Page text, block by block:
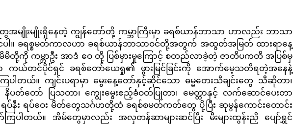
ျိုးမျိုးရှိနေတဲ့ ကျွန်တော်တို့ ကမ္ဘာကြီးမှာ ခရစ်ယာန်ဘာသာ ဟာလည်း ဘာသာ
ဝင်ပါ။ ခရစ္စမတ်ကာလဟာ ခရစ်ယာန်ဘာသာဝင်တို့အတွက် အထွတ်အမြတ် ထားရာနေ့
မိတို့ကို ကမ္ဘာဦး အာဒံ ဧဝ တို့ ပြစ်မှားမှုကြောင့် စတည်လာခဲ့တဲ့ ဇာတိပကတိ အပြစ်မှ
ကယ်တင်ပိုင်ရှင် ခရစ်တော်ယေရှု၏ ဖွားမြင်ခြင်းကို အောက်မေ့သတိရတဲ့အနေနဲ့
ပါတယ်။ ကျင်းပရာမှာ မွေးနေ့တော်နှင့်ဆိုင်သော ဓမ္မတေးသီချင်းတွေ သီဆိုတာ၊
ပတ်တော် ပြသတာ၊ ကျွေးမွေးဧည့်ခံဝတ်ပြုတာ၊ မေတ္တာနှင့် လက်ဆောင်ပေးတာ
ပ်နီး ရပ်ဝေး မိတ်တွေသင်္ဂဟတို့ထံ ခရစ်စမတ်ကတ်တွေ ပို့ပြီး ဆုမွန်ကောင်းတောင်း
တယ်။ အိမ်တွေမှာလည်း အလှတန်ဆာများဆင်ပြီး မီးများထွန်းညှိ ပျော်ရွှင်